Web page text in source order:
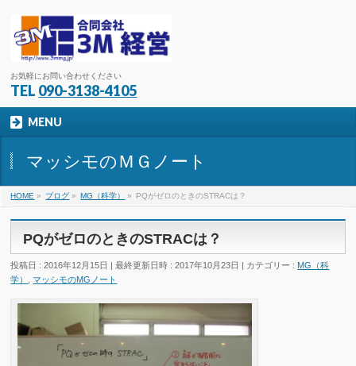
お気軽にお問い合わせください
TEL 090-3138-4105
MENU
マッシモのＭＧノート
HOME » ブログ » MG（科学） » PQがゼロのときのSTRACは？
PQがゼロのときのSTRACは？
投稿日 : 2016年12月15日 最終更新日時 : 2017年10月23日 カテゴリー : MG（科
学）
,マッシモのMGノート